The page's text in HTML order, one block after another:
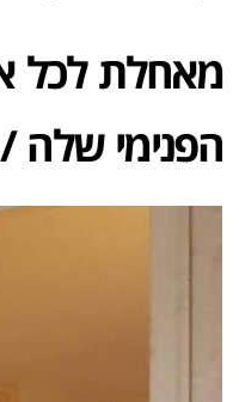
מאחלת לכל
הפנימי שלה /